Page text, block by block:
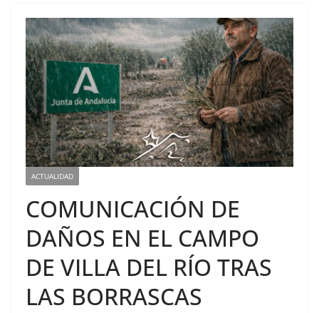
ACTUALIDAD
COMUNICACIÓN DE
DAÑOS EN EL CAMPO
DE VILLA DEL RÍO TRAS
LAS BORRASCAS